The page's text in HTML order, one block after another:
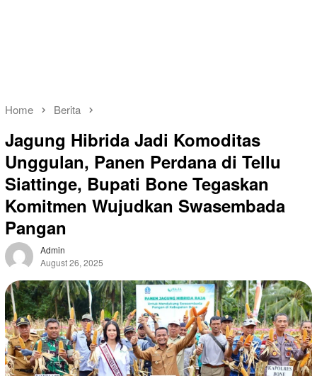
Home Berita
Jagung Hibrida Jadi Komoditas
Unggulan, Panen Perdana di Tellu
Siattinge, Bupati Bone Tegaskan
Komitmen Wujudkan Swasembada
Pangan
Admin
August 26, 2025